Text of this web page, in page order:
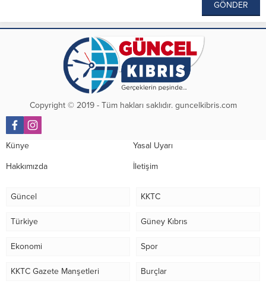
Copyright © 2019 - Tüm hakları saklıdır. guncelkibris.com
Künye Yasal Uyarı
Hakkımızda İletişim
Güncel KKTC
Türkiye Güney Kıbrıs
Ekonomi Spor
KKTC Gazete Manşetleri Burçlar